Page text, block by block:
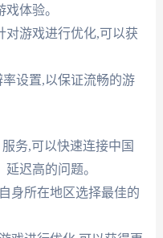
体验。
对游戏进行优化,可以获
设置,以保证流畅的游
务,可以快速连接中国
迟高的问题。
身所在地区选择最佳的